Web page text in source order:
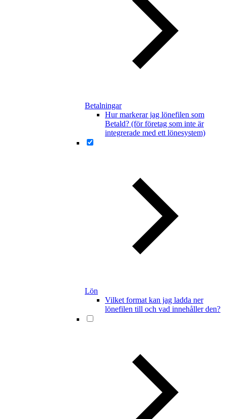
Betalningar
Hur markerar jag lönefilen som
Betald? (för företag som inte är
integrerade med ett lönesystem)
Lön
Vilket format kan jag ladda ner
lönefilen till och vad innehåller den?